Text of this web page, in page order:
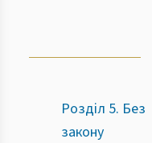
Розділ 5. Без
закону